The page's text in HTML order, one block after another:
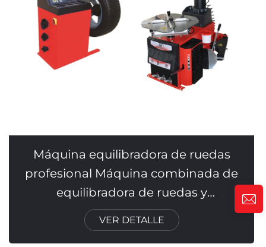
Máquina equilibradora de ruedas
profesional Máquina combinada de
equilibradora de ruedas y
cambiadora de neumáticos
VER DETALLE